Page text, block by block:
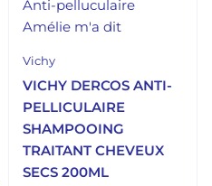
Vichy
VICHY DERCOS ANTI-
PELLICULAIRE
SHAMPOOING
TRAITANT CHEVEUX
SECS 200ML